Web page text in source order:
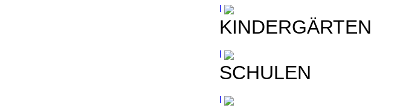
KINDERGÄRTEN
SCHULEN